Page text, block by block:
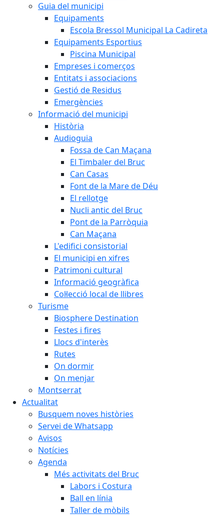
Guia del municipi
Equipaments
Escola Bressol Municipal La Cadireta
Equipaments Esportius
Piscina Municipal
Empreses i comerços
Entitats i associacions
Gestió de Residus
Emergències
Informació del municipi
Història
Audioguia
Fossa de Can Maçana
El Timbaler del Bruc
Can Casas
Font de la Mare de Déu
El rellotge
Nucli antic del Bruc
Pont de la Parròquia
Can Maçana
L'edifici consistorial
El municipi en xifres
Patrimoni cultural
Informació geogràfica
Col·lecció local de llibres
Turisme
Biosphere Destination
Festes i fires
Llocs d'interès
Rutes
On dormir
On menjar
Montserrat
Actualitat
Busquem noves històries
Servei de Whatsapp
Avisos
Notícies
Agenda
Més activitats del Bruc
Labors i Costura
Ball en línia
Taller de mòbils